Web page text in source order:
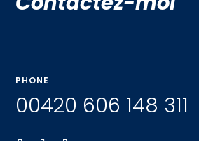
PHONE
00420 606 148 311